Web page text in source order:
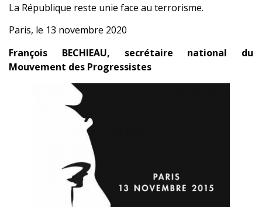
La République reste unie face au terrorisme.
Paris, le 13 novembre 2020
François BECHIEAU, secrétaire national du
Mouvement des Progressistes